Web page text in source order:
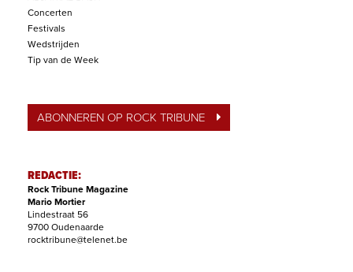
Concerten
Festivals
Wedstrijden
Tip van de Week
ABONNEREN OP ROCK TRIBUNE
REDACTIE:
Rock Tribune Magazine
Mario Mortier
Lindestraat 56
9700 Oudenaarde
rocktribune@telenet.be